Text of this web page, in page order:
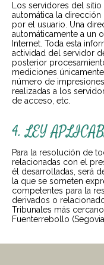
Los servidores del
automática la
por el usuario. Una
automáticamente a un
Internet. Toda esta
actividad del servidor
posterior
mediciones
número de
realizadas a los
de acceso, etc.
4. LEY
Para la resolución de
relacionadas con el
él desarrolladas, será
la que se someten
competentes para la
derivados o
Tribunales más
Fuenterrebollo